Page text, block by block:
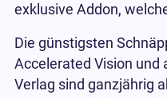
exklusive Addon,
Die günstigsten
Accelerated Vision und
Verlag sind ganzjährig